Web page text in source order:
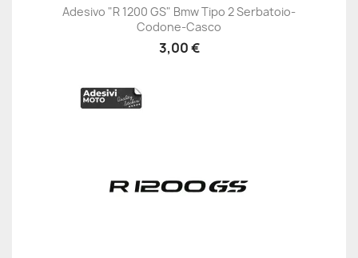
Adesivo "R 1200 GS" Bmw Tipo 2 Serbatoio-
Codone-Casco
3,00 €